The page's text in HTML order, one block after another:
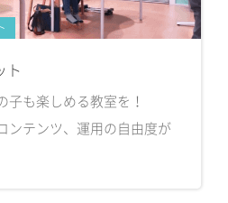
ト
子も楽しめる教室を！
ンテンツ、運用の自由度が